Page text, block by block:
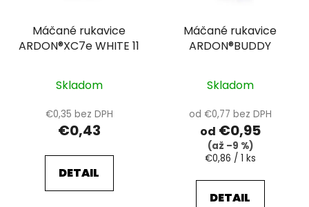
Máčané rukavice
ARDON®XC7e WHITE 11
Skladom
€0,35 bez DPH
€0,43
DETAIL
Máčané rukavice
ARDON®BUDDY
Skladom
od €0,77 bez DPH
od €0,95
(až –9 %)
Jednotková
€0,86 / 1 ks
DETAIL